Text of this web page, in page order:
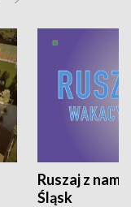
Ruszaj z
Śląsk